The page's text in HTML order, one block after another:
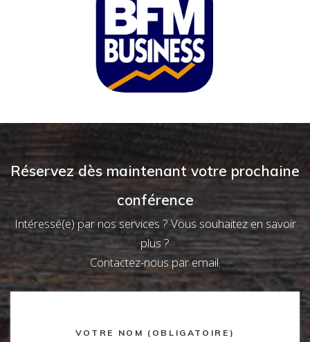
Réservez dès maintenant votre prochaine
conférence
Intéressé(e) par nos services ? Vous souhaitez en savoir
plus ?
Contactez-nous par email.
VOTRE NOM (OBLIGATOIRE)